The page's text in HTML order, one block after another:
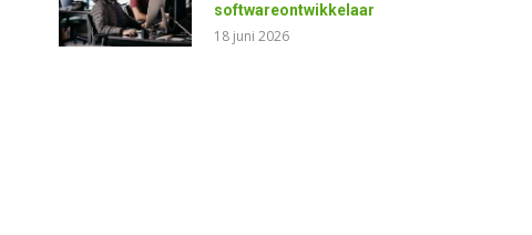
softwareontwikkelaar
18 juni 2026